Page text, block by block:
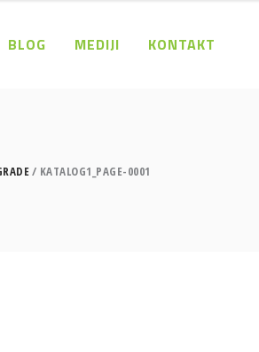
BLOG MEDIJI KONTAKT
KATALOG1_PAGE-0001